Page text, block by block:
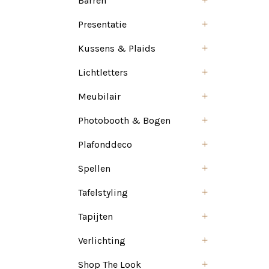
Presentatie
Kussens & Plaids
Lichtletters
Meubilair
Photobooth & Bogen
Plafonddeco
Spellen
Tafelstyling
Tapijten
Verlichting
Shop The Look